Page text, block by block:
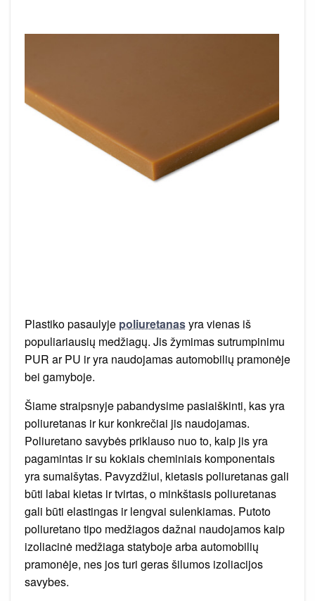
naudojamas
Plastiko pasaulyje poliuretanasyra vienas iš
populiariausių medžiagų. Jis žymimas sutrumpinimu
PUR ar PU ir yra naudojamas automobilių pramonėje
bei gamyboje.
Šiame straipsnyje pabandysime pasiaiškinti, kas yra
poliuretanas ir kur konkrečiai jis naudojamas.
Poliuretano savybės priklauso nuo to, kaip jis yra
pagamintas ir su kokiais cheminiais komponentais
yra sumaišytas. Pavyzdžiui, kietasis poliuretanas gali
būti labai kietas ir tvirtas, o minkštasis poliuretanas
gali būti elastingas ir lengvai sulenkiamas. Putoto
poliuretano tipo medžiagos dažnai naudojamos kaip
izoliacinė medžiaga statyboje arba automobilių
pramonėje, nes jos turi geras šilumos izoliacijos
savybes.